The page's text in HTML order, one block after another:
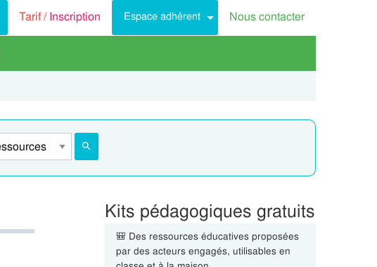
Tarif /Inscription Espace adhérent Nous contacter
Kits pédagogiques gratuits
🎒 Des ressources éducatives proposées
par des acteurs engagés, utilisables en